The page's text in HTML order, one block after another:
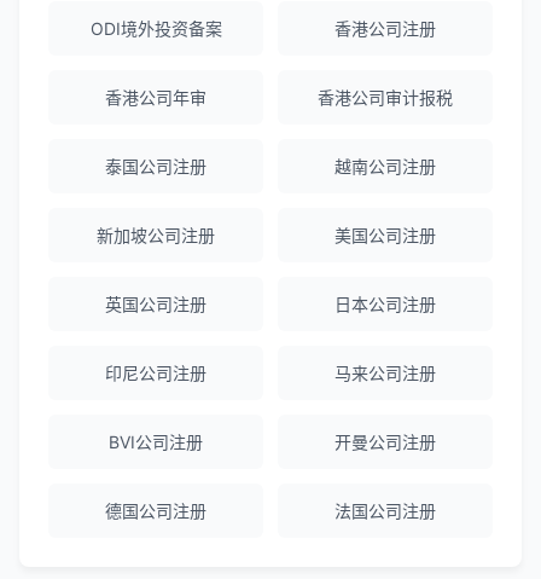
Emma Zhang ★★★★★
赵女士 ★★★★★
ODI境外投资备案 香港公司注册
香港公司年审 香港公司审计报税
泰国公司注册 越南公司注册
新加坡公司注册 美国公司注册
英国公司注册 日本公司注册
印尼公司注册 马来公司注册
BVI公司注册 开曼公司注册
德国公司注册 法国公司注册